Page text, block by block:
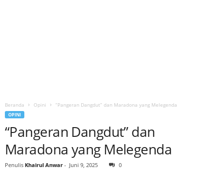
Beranda Opini “Pangeran Dangdut” dan Maradona yang Melegenda
OPINI
“Pangeran Dangdut” dan
Maradona yang Melegenda
Penulis Khairul Anwar - Juni 9, 2025 0